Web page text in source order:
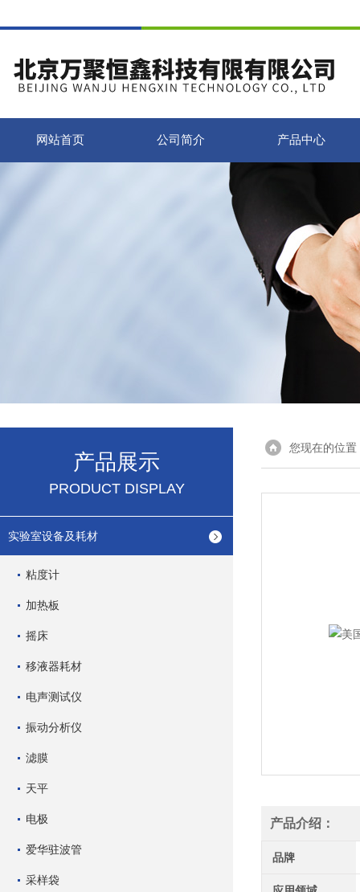
网站首页 公司简介 产品中心
产品展示
PRODUCT DISPLAY
实验室设备及耗材
粘度计
加热板
摇床
移液器耗材
电声测试仪
振动分析仪
滤膜
天平
电极
爱华驻波管
采样袋
您现在的位置
产品介绍：
品牌